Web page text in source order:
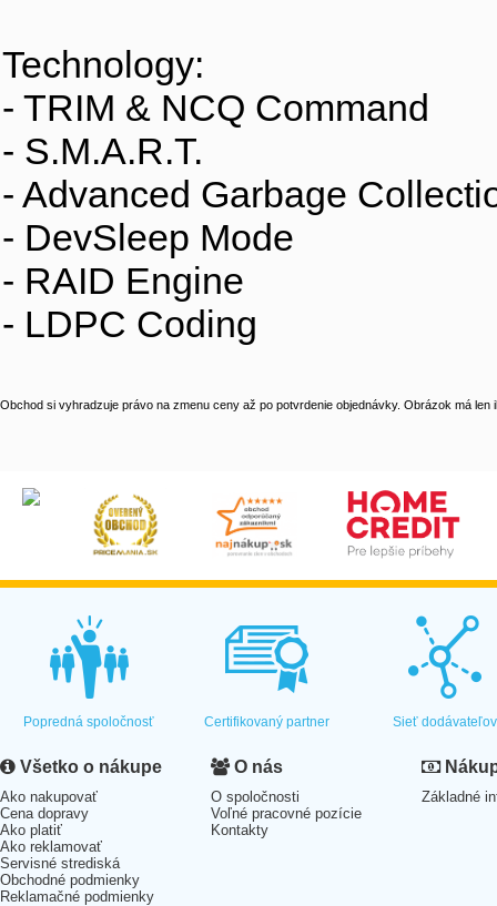
Technology:
- TRIM & NCQ Command
- S.M.A.R.T.
- Advanced Garbage
- DevSleep Mode
- RAID Engine
- LDPC Coding
Obchod si vyhradzuje právo na zmenu ceny až po potvrdenie objednávky. Obrázok má len
Popredná spoločnosť Certifikovaný partner Sieť dodávateľov
Všetko o nákupe
Ako nakupovať
Cena dopravy
Ako platiť
Ako reklamovať
Servisné strediská
Obchodné podmienky
Reklamačné podmienky
O nás
O spoločnosti
Voľné pracovné pozície
Kontakty
Základné